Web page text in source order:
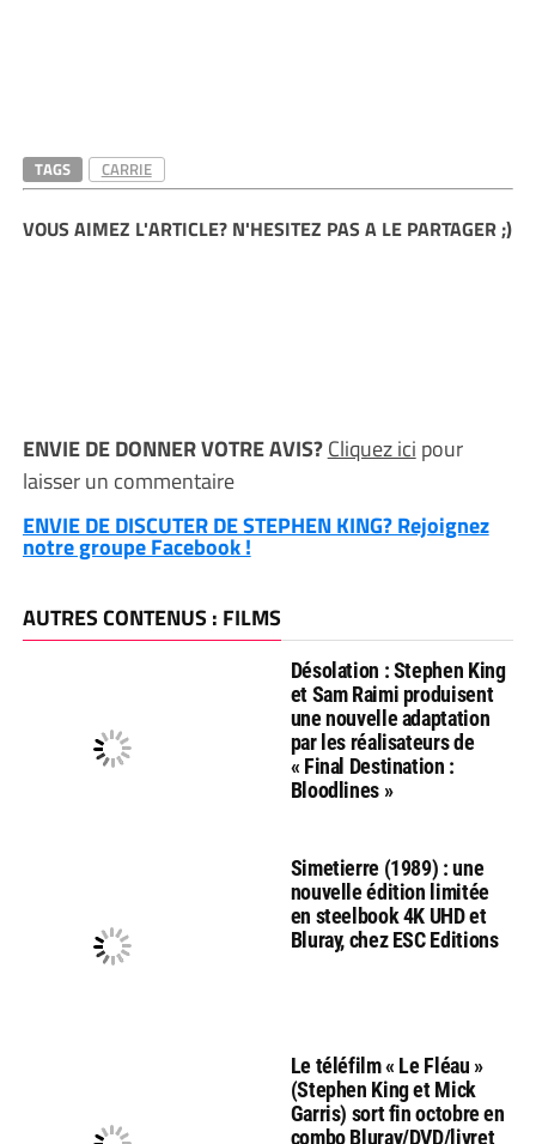
TAGS CARRIE
VOUS AIMEZ L'ARTICLE? N'HESITEZ PAS A LE PARTAGER ;)
ENVIE DE DONNER VOTRE AVIS?Cliquez ici pour
laisser un commentaire
ENVIE DE DISCUTER DE STEPHEN KING? Rejoignez
notre groupe Facebook !
AUTRES CONTENUS : FILMS
Désolation : Stephen King
et Sam Raimi produisent
une nouvelle adaptation
par les réalisateurs de
« Final Destination :
Bloodlines »
Simetierre (1989) : une
nouvelle édition limitée
en steelbook 4K UHD et
Bluray, chez ESC Editions
Le téléfilm « Le Fléau »
(Stephen King et Mick
Garris) sort fin octobre en
combo Bluray/DVD/livret